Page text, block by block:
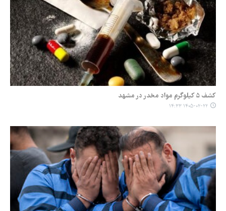
کشف ۵ کیلوگرم مواد مخدر در مشهد
۱۴۰۵-۰۲-۲۲ ۱۴:۳۳